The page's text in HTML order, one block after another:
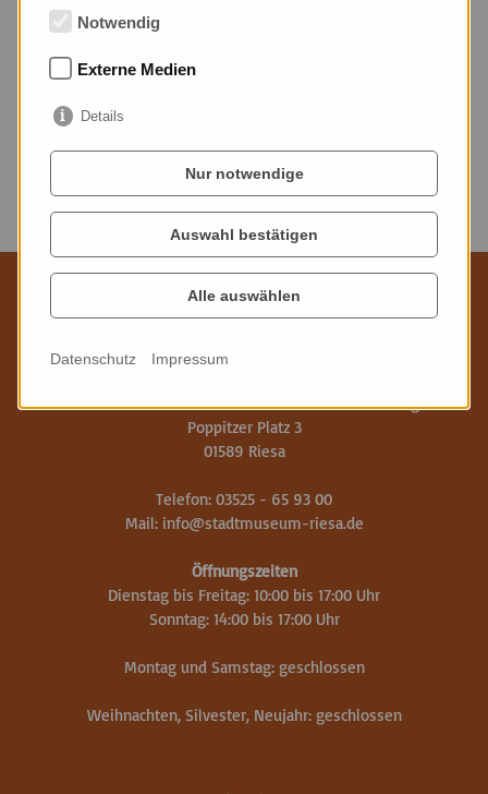
Kindertreff
ZURÜCK ZUR ÜBERSICHT
Wir sind für Sie da
Stadtmuseum Riesa mit Benno-Werth-Sammlung
Poppitzer Platz 3
01589 Riesa
Telefon: 03525 - 65 93 00
Mail: info@stadtmuseum-riesa.de
Öffnungszeiten
Dienstag bis Freitag: 10:00 bis 17:00 Uhr
Sonntag: 14:00 bis 17:00 Uhr
Montag und Samstag: geschlossen
Weihnachten, Silvester, Neujahr: geschlossen
Notwendig
Externe Medien
Details
Nur notwendige
Auswahl bestätigen
Alle auswählen
Datenschutz Impressum